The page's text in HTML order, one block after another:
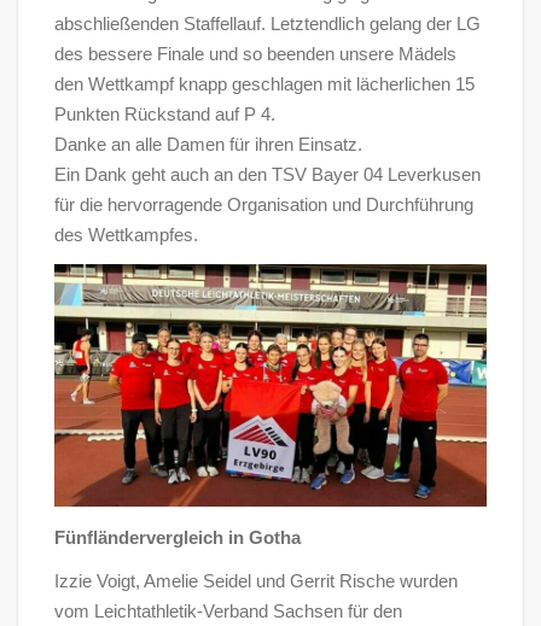
abschließenden Staffellauf. Letztendlich gelang der LG
des bessere Finale und so beenden unsere Mädels
den Wettkampf knapp geschlagen mit lächerlichen 15
Punkten Rückstand auf P 4️.
Danke an alle Damen für ihren Einsatz.
Ein Dank geht auch an den TSV Bayer 04 Leverkusen
für die hervorragende Organisation und Durchführung
des Wettkampfes.
Fünfländervergleich in Gotha
Izzie Voigt, Amelie Seidel und Gerrit Rische wurden
vom Leichtathletik-Verband Sachsen für den